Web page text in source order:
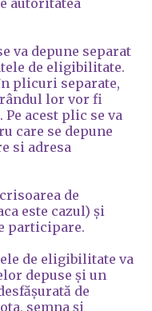
autoritatea
va depune separat
de eligibilitate.
plicuri separate,
lor vor fi
acest plic se va
care se depune
si adresa
de
este cazul) și
participare.
de eligibilitate va
depuse și un
de
semna și